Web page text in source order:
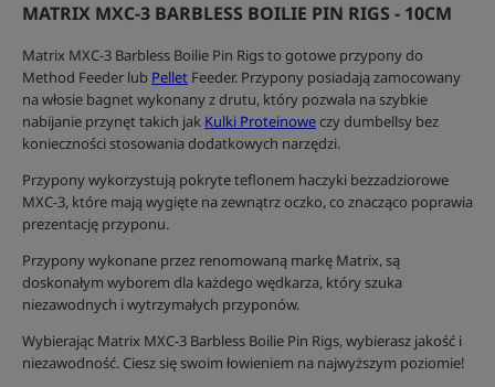
MATRIX MXC-3 BARBLESS BOILIE PIN RIGS - 10CM
Matrix MXC-3 Barbless Boilie Pin Rigs to gotowe przypony do
Method Feeder lub Pellet Feeder. Przypony posiadają zamocowany
na włosie bagnet wykonany z drutu, który pozwala na szybkie
nabijanie przynęt takich jak Kulki Proteinoweczy dumbellsy bez
konieczności stosowania dodatkowych narzędzi.
Przypony wykorzystują pokryte teflonem haczyki bezzadziorowe
MXC-3, które mają wygięte na zewnątrz oczko, co znacząco poprawia
prezentację przyponu.
Przypony wykonane przez renomowaną markę Matrix, są
doskonałym wyborem dla każdego wędkarza, który szuka
niezawodnych i wytrzymałych przyponów.
Wybierając Matrix MXC-3 Barbless Boilie Pin Rigs, wybierasz jakość i
niezawodność. Ciesz się swoim łowieniem na najwyższym poziomie!